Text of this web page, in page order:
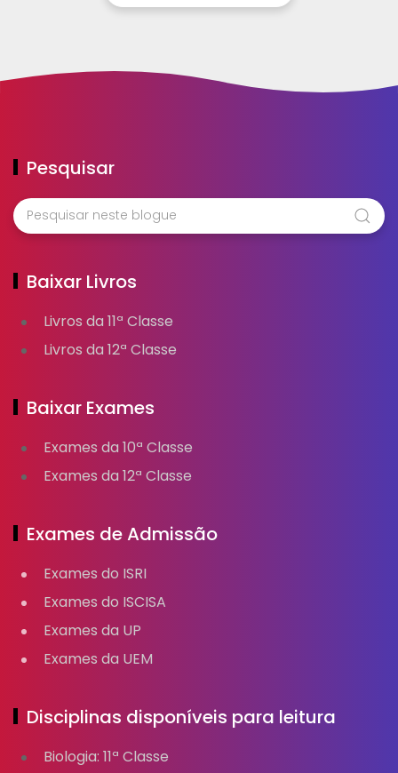
Pesquisar
Baixar Livros
Livros da 11ª Classe
Livros da 12ª Classe
Baixar Exames
Exames da 10ª Classe
Exames da 12ª Classe
Exames de Admissão
Exames do ISRI
Exames do ISCISA
Exames da UP
Exames da UEM
Disciplinas disponíveis para leitura
Biologia: 11ª Classe